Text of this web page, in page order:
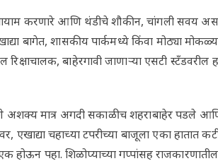
करणारे आणि थंडीचे शौकीन, चांगली सवय
बागेत, शासकीय पार्कमध्ये किंवा मोठ्या
रिक्षाचालक, बाहेरगावी जाणाऱ्या एसटी
मात्र अगदी सकाळीच शहराबाहेर पडले
एखाद्या चहाच्या टपरीच्या बाजूला एका
होऊन पहा. शिळोप्याच्या गप्पांसह